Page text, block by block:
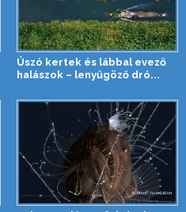
Úszó kertek és lábbal evező
halászok – lenyűgöző dró...